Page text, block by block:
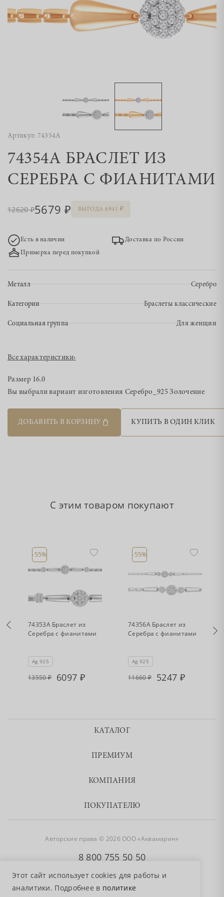
Этот сайт использует cookies для работы и
аналитики. Подробнее в политике
Артикул: 74354А
74354А БРАСЛЕТ ИЗ
СЕРЕБРА С ФИАНИТАМИ
12620 5679 ВЫГОДА 6941
Есть в наличии
Доставка по России
Примерка перед покупкой
Металл Серебро
Категории Браслеты классические
Социальная группа Для женщин
Все характеристики›
Размер 16.0
Вы выбрали вариант изготовления Серебро_925 Золочение
ДОБАВИТЬ В КОРЗИНУ КУПИТЬ В ОДИН КЛИК
С этим товаром покупают
-55%
74353А Браслет из
Серебра с фианитами
Ag 925
13550 6097
-55%
74356А Браслет из
Серебра с фианитами
Ag 925
11660 5247
КАТАЛОГ
ПРЕМИУМ
КОМПАНИЯ
ПОКУПАТЕЛЮ
Авторские права © 2026 ООО «Аквамарин»
8 800 755 50 50